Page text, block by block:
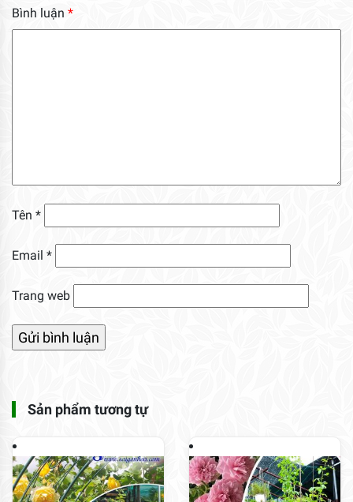
Bình luận *
Tên *
Email *
Trang web
Sản phẩm tương tự